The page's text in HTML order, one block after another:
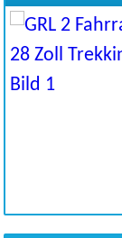
Profil